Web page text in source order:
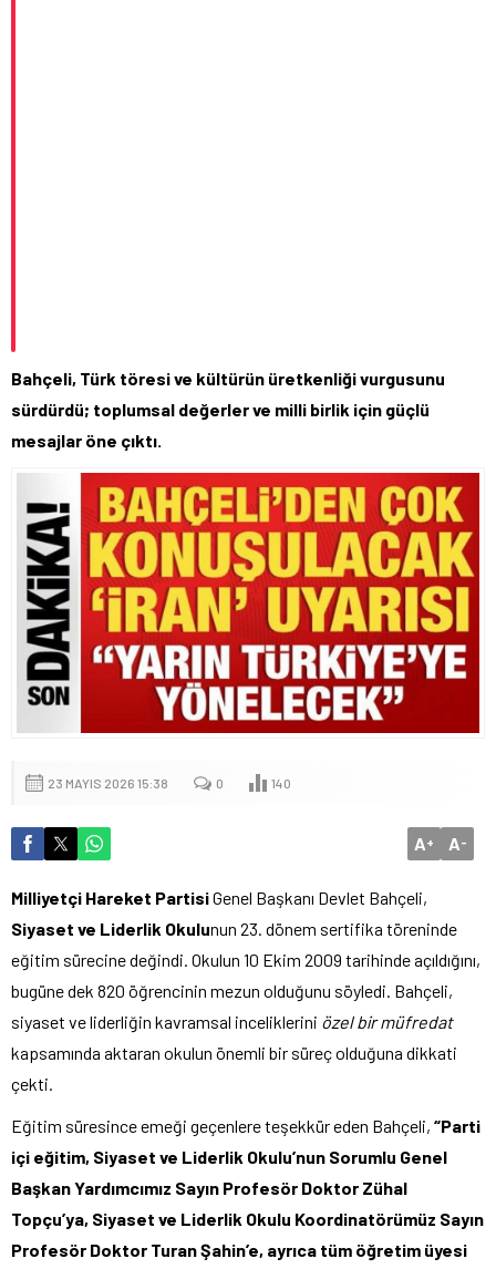
Bahçeli, Türk töresi ve kültürün üretkenliği vurgusunu
sürdürdü; toplumsal değerler ve milli birlik için güçlü
mesajlar öne çıktı.
23 MAYIS 2026 15:38 0 140
A+ A-
Milliyetçi Hareket PartisiGenel Başkanı Devlet Bahçeli,
Siyaset ve Liderlik Okulunun 23. dönem sertifika töreninde
eğitim sürecine değindi. Okulun 10 Ekim 2009 tarihinde açıldığını,
bugüne dek 820 öğrencinin mezun olduğunu söyledi. Bahçeli,
siyaset ve liderliğin kavramsal inceliklerini özel bir müfredat
kapsamında aktaran okulun önemli bir süreç olduğuna dikkati
çekti.
Eğitim süresince emeği geçenlere teşekkür eden Bahçeli, “Parti
içi eğitim, Siyaset ve Liderlik Okulu’nun Sorumlu Genel
Başkan Yardımcımız Sayın Profesör Doktor Zühal
Topçu’ya, Siyaset ve Liderlik Okulu Koordinatörümüz Sayın
Profesör Doktor Turan Şahin’e, ayrıca tüm öğretim üyesi